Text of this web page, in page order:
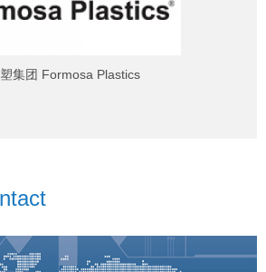
集团 Formosa Plastics